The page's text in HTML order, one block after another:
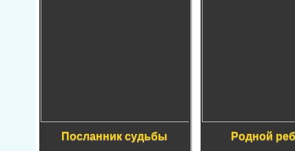
Посланник судьбы Родной